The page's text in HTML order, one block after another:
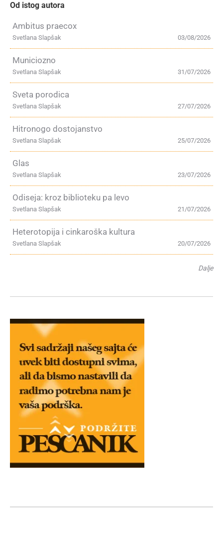
Od istog autora
Ambitus praecox
03/08/2026
Svetlana Slapšak
Municiozno
31/07/2026
Svetlana Slapšak
Sveta porodica
27/07/2026
Svetlana Slapšak
Hitronogo dostojanstvo
25/07/2026
Svetlana Slapšak
Glas
23/07/2026
Svetlana Slapšak
Odiseja: kroz biblioteku pa levo
21/07/2026
Svetlana Slapšak
Heterotopija i cinkaroška kultura
20/07/2026
Svetlana Slapšak
Dalje